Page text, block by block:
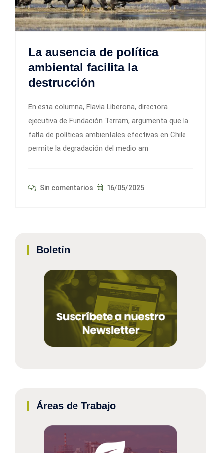
La ausencia de política
ambiental facilita la
destrucción
En esta columna, Flavia Liberona, directora
ejecutiva de Fundación Terram, argumenta que la
falta de políticas ambientales efectivas en Chile
permite la degradación del medio am
Sin comentarios 16/05/2025
Boletín
Áreas de Trabajo